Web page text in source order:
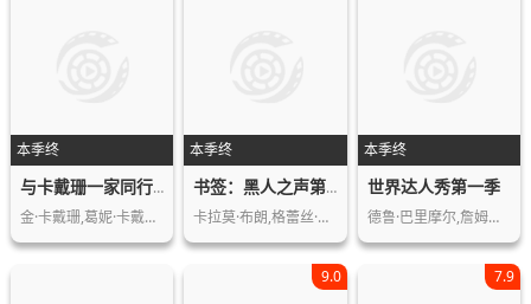
本季终
与卡戴珊一家同行第十四季
金·卡戴珊,葛妮·卡戴珊,科勒·卡戴珊…
本季终
书签：黑人之声第一季
卡拉莫·布朗,格蕾丝·拜尔斯,科曼,米…
本季终
世界达人秀第一季
德鲁·巴里摩尔,詹姆斯·柯登,菲丝·希…
9.0 7.9